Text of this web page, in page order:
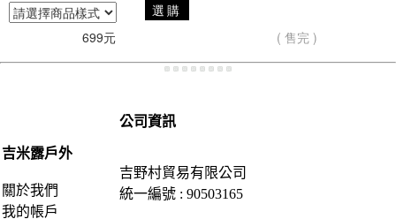
選購
699元
( 售完 )